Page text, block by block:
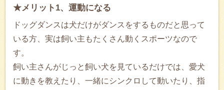
★メリット1、運動になる
ドッグダンスは犬だけがダンスをするものだと思って
いる方、実は飼い主もたくさん動くスポーツなので
す。
飼い主さんがじっと飼い犬を見ているだけでは、愛犬
に動きを教えたり、一緒にシンクロして動いたり、指